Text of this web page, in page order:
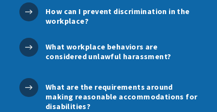
How can I prevent discrimination in the
workplace?
What workplace behaviors are
considered unlawful harassment?
What are the requirements around
making reasonable accommodations for
disabilities?